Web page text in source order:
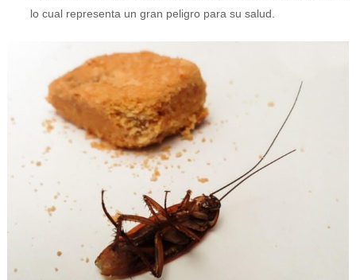
lo cual representa un gran peligro para su salud.